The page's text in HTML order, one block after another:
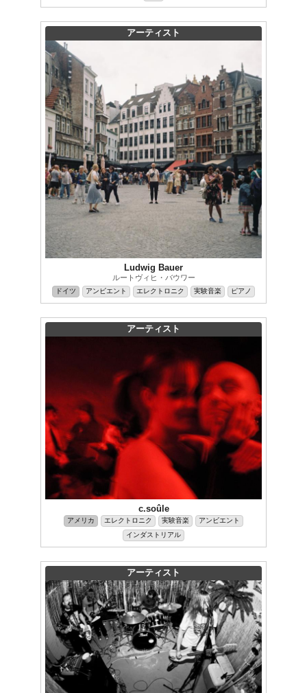
アーティスト
Ludwig Bauer
ルートヴィヒ・バウワー
ドイツ アンビエント エレクトロニク 実験音楽 ピアノ
アーティスト
c.soûle
アメリカ エレクトロニク 実験音楽
アンビエント
インダストリアル
アーティスト